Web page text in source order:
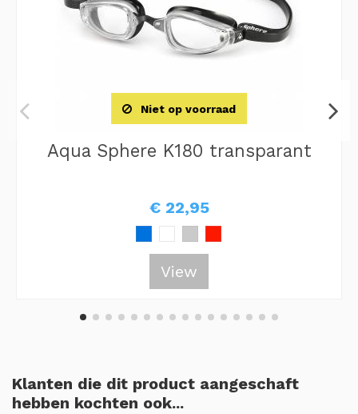
Niet op voorraad
Aqua Sphere K180 transparant
€ 22,95
View
Klanten die dit product aangeschaft
hebben kochten ook...